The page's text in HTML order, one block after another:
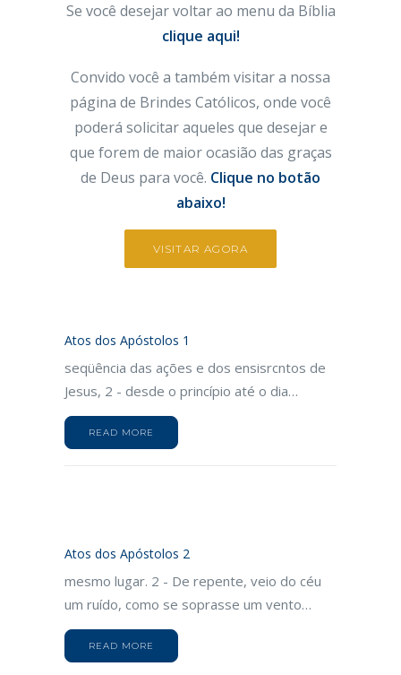
Se você desejar voltar ao menu da Bíblia
clique aqui!
Convido você a também visitar a nossa
página de Brindes Católicos, onde você
poderá solicitar aqueles que desejar e
que forem de maior ocasião das graças
de Deus para você. Clique no botão
abaixo!
VISITAR AGORA
Atos dos Apóstolos 1
seqüência das ações e dos ensisrcntos de
Jesus, 2 - desde o princípio até o dia…
READ MORE
Atos dos Apóstolos 2
mesmo lugar. 2 - De repente, veio do céu
um ruído, como se soprasse um vento…
READ MORE